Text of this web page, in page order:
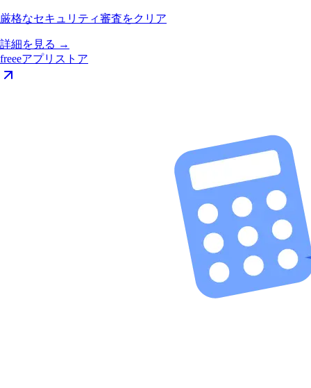
厳格なセキュリティ審査をクリア
詳細を見る →
freeeアプリストア